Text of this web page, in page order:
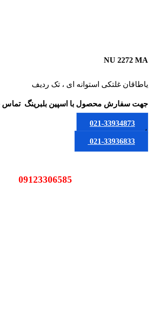
NU 2272 MA
یاطاقان غلتکی استوانه ای ، تک ردیف
جهت سفارش محصول با اسپین بلبرینگ تماس
021-33934873
یا
021-33936833